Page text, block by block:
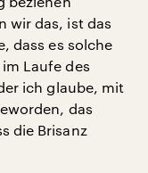
wir das, ist das
dass es solche
Laufe des
ich glaube, mit
das
die Brisanz